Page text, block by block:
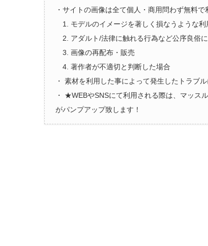
・サイトの画像は全て個人・商用問わず無料
1. モデルのイメージを著しく損なうような利
2. アダルト/法律に触れる行為など公序良俗
3. 画像の再配布・販売
4. 著作者が不適切と判断した場合
・ 素材を利用した事によって発生したトラブ
・ ★WEBやSNSにて利用される際は、マッス
がパンプアップ致します！